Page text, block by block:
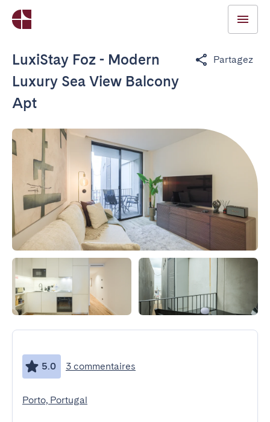
LuxiStay Foz - Modern
Luxury Sea View Balcony
Apt
Partagez
5.0 3 commentaires
Porto, Portugal